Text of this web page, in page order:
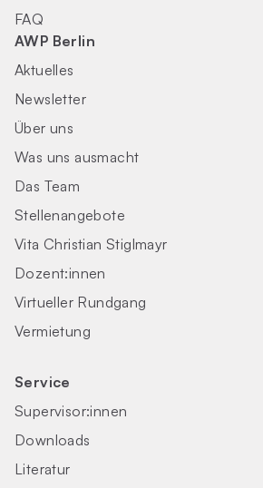
FAQ
AWP Berlin
Aktuelles
Newsletter
Über uns
Was uns ausmacht
Das Team
Stellenangebote
Vita Christian Stiglmayr
Dozent:innen
Virtueller Rundgang
Vermietung
Service
Supervisor:innen
Downloads
Literatur